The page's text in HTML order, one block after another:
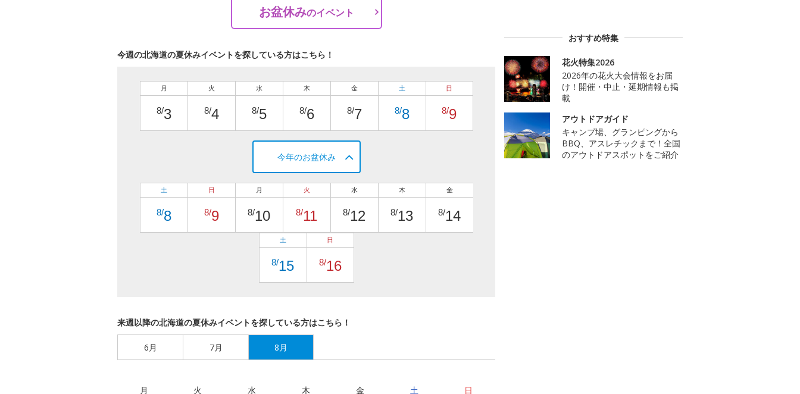
お盆休みのイベント
今週の北海道の夏休みイベントを探している方はこちら！
月
8/3
火
8/4
水
8/5
木
8/6
金
8/7
土
8/8
日
8/9
今年のお盆休み
土
8/8
日
8/9
月
8/10
火
8/11
水
8/12
木
8/13
金
8/14
土
8/15
日
8/16
来週以降の北海道の夏休みイベントを探している方はこちら！
6月 7月 8月
月 火 水 木 金 土 日
おすすめ特集
花火特集2026
2026年の花火大会情報をお届
け！開催・中止・延期情報も掲
載
アウトドアガイド
キャンプ場、グランピングから
BBQ、アスレチックまで！全国
のアウトドアスポットをご紹介